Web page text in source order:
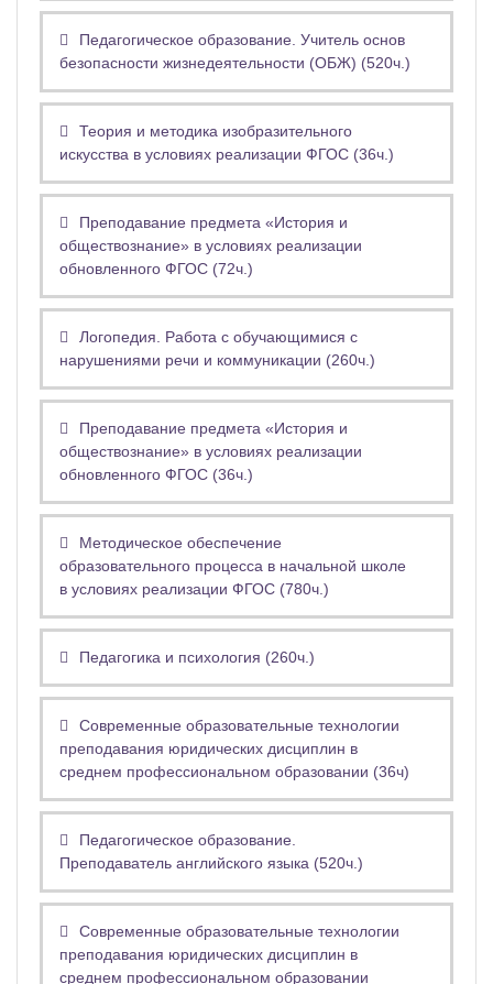
Педагогическое образование. Учитель основ
безопасности жизнедеятельности (ОБЖ) (520ч.)
Теория и методика изобразительного
искусства в условиях реализации ФГОС (36ч.)
Преподавание предмета «История и
обществознание» в условиях реализации
обновленного ФГОС (72ч.)
Логопедия. Работа с обучающимися с
нарушениями речи и коммуникации (260ч.)
Преподавание предмета «История и
обществознание» в условиях реализации
обновленного ФГОС (36ч.)
Методическое обеспечение
образовательного процесса в начальной школе
в условиях реализации ФГОС (780ч.)
Педагогика и психология (260ч.)
Современные образовательные технологии
преподавания юридических дисциплин в
среднем профессиональном образовании (36ч)
Педагогическое образование.
Преподаватель английского языка (520ч.)
Современные образовательные технологии
преподавания юридических дисциплин в
среднем профессиональном образовании